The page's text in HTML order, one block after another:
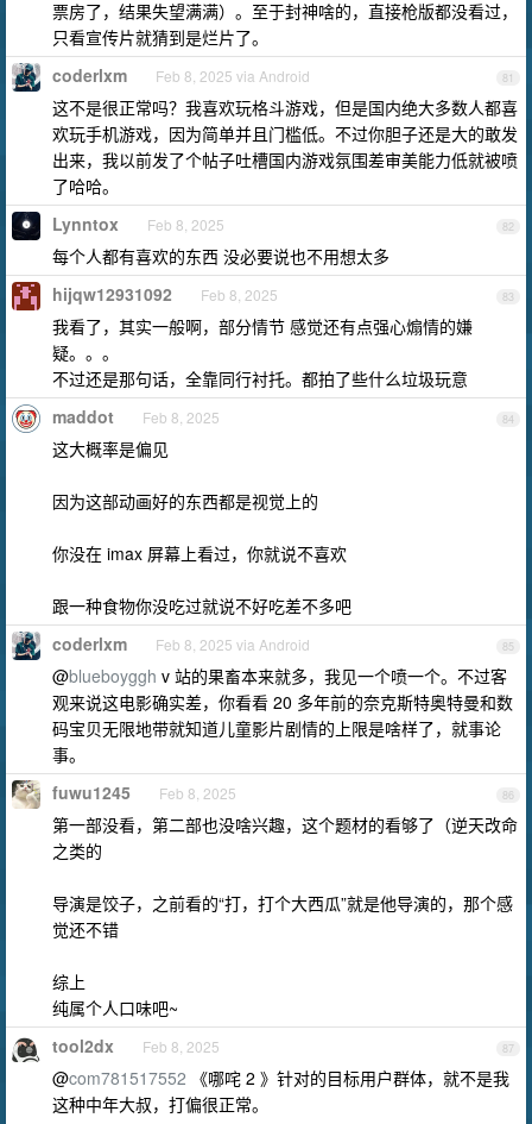
票房了，结果失望满满）。至于封神啥的，直接枪版都没看过，
只看宣传片就猜到是烂片了。
81
coderlxm Feb 8, 2025 via Android
这不是很正常吗？我喜欢玩格斗游戏，但是国内绝大多数人都喜
欢玩手机游戏，因为简单并且门槛低。不过你胆子还是大的敢发
出来，我以前发了个帖子吐槽国内游戏氛围差审美能力低就被喷
了哈哈。
82
Lynntox Feb 8, 2025
每个人都有喜欢的东西 没必要说也不用想太多
83
hijqw12931092 Feb 8, 2025
我看了，其实一般啊，部分情节 感觉还有点强心煽情的嫌
疑。。。
不过还是那句话，全靠同行衬托。都拍了些什么垃圾玩意
84
maddot Feb 8, 2025
这大概率是偏见
因为这部动画好的东西都是视觉上的
你没在 imax 屏幕上看过，你就说不喜欢
跟一种食物你没吃过就说不好吃差不多吧
85
coderlxm Feb 8, 2025 via Android
@blueboyggh v 站的果畜本来就多，我见一个喷一个。不过客
观来说这电影确实差，你看看 20 多年前的奈克斯特奥特曼和数
码宝贝无限地带就知道儿童影片剧情的上限是啥样了，就事论
事。
86
fuwu1245 Feb 8, 2025
第一部没看，第二部也没啥兴趣，这个题材的看够了（逆天改命
之类的
导演是饺子，之前看的“打，打个大西瓜”就是他导演的，那个感
觉还不错
综上
纯属个人口味吧~
87
tool2dx Feb 8, 2025
@com781517552 《哪咤 2 》针对的目标用户群体，就不是我
这种中年大叔，打偏很正常。